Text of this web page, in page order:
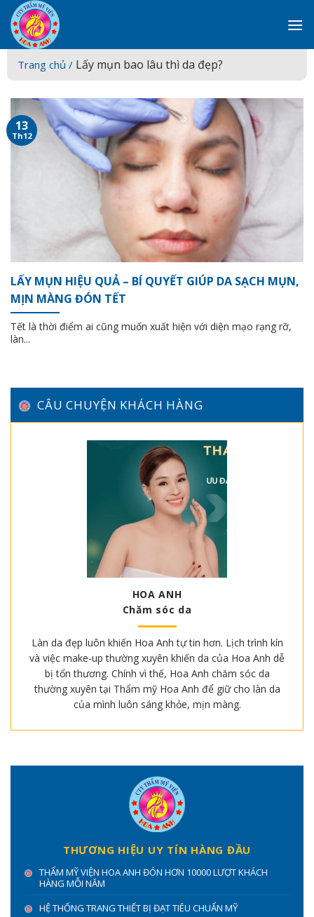
Skip
to
content
Trang chủ / Lấy mụn bao lâu thì da đẹp?
LẤY MỤN HIỆU QUẢ – BÍ QUYẾT GIÚP DA SẠCH MỤN,
MỊN MÀNG ĐÓN TẾT
Tết là thời điểm ai cũng muốn xuất hiện với diện mạo rạng rỡ,
làn...
13
Th12
CÂU CHUYỆN KHÁCH HÀNG
HOA ANH
Chăm sóc da
Làn da đẹp luôn khiến Hoa Anh tự tin hơn. Lịch trình kín
và việc make-up thường xuyên khiến da của Hoa Anh dễ
bị tổn thương. Chính vì thế, Hoa Anh chăm sóc da
thường xuyên tại Thẩm mỹ Hoa Anh để giữ cho làn da
của mình luôn sáng khỏe, mịn màng.
THƯƠNG HIỆU UY TÍN HÀNG ĐẦU
THẨM MỸ VIỆN HOA ANH ĐÓN HƠN 10000 LƯỢT KHÁCH
HÀNG MỖI NĂM
HỆ THỐNG TRANG THIẾT BỊ ĐẠT TIÊU CHUẨN MỸ